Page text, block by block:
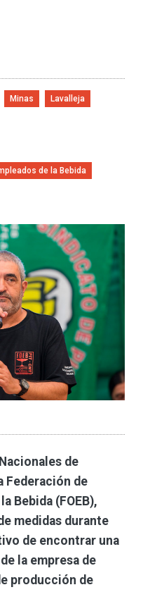
Minas Lavalleja
de la Bebida
de
Federación de
Bebida (FOEB),
medidas durante
de encontrar una
la empresa de
producción de